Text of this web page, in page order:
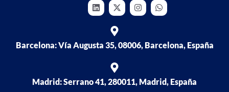
Barcelona: Vía Augusta 35, 08006, Barcelona, España
Madrid: Serrano 41, 280011, Madrid, España